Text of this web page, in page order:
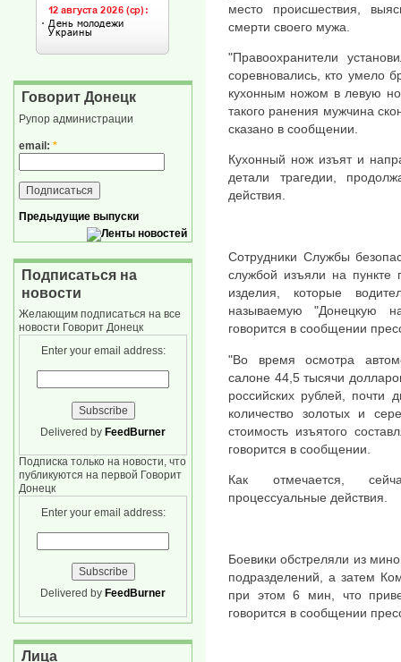
место происшествия,
смерти своего мужа.
"Правоохранители
соревновались, кто умело
кухонным ножом в левую
такого ранения мужчина
сказано в сообщении.
Кухонный нож изъят и
детали трагедии,
действия.
Сотрудники Службы
службой изъяли на пункте
изделия, которые
называемую "Донецкую
говорится в сообщении
"Во время осмотра
салоне 44,5 тысячи
российских рублей, почти
количество золотых и
стоимость изъятого
говорится в сообщении.
Как отмечается,
процессуальные действия.
Боевики обстреляли из
подразделений, а затем
при этом 6 мин, что
говорится в сообщении
Говорит Донецк
Рупор администрации
email: *
Предыдущие выпуски
Подписаться на
новости
Желающим подписаться на все
новости Говорит Донецк
Enter your email address:
Delivered by FeedBurner
Подписка только на новости, что
публикуются на первой Говорит
Донецк
Enter your email address:
Delivered by FeedBurner
Лица